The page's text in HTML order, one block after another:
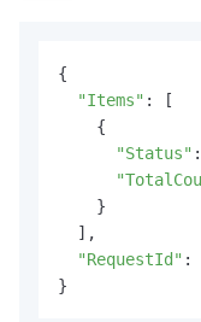
{
"Items" : [
    {
"Status" :
    }
  ],
"RequestId" :
}